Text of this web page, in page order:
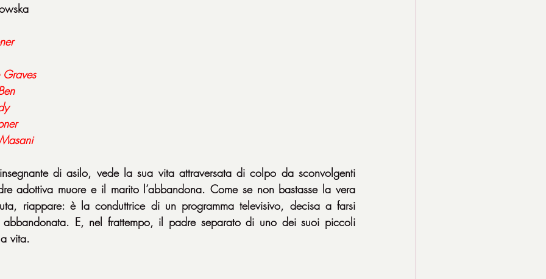
Graves
di asilo, vede la sua vita attraversata di colpo da sconvolgenti
adottiva muore e il marito l’abbandona. Come se non bastasse la vera
riappare: è la conduttrice di un programma televisivo, decisa a farsi
E, nel frattempo, il padre separato di uno dei suoi piccoli
vita.